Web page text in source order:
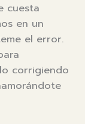
cuesta
en un
el error.
corrigiendo